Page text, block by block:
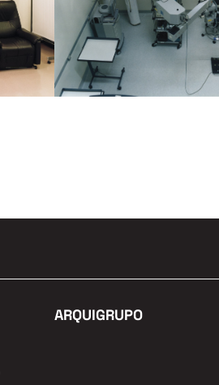
ARQUIGRUPO